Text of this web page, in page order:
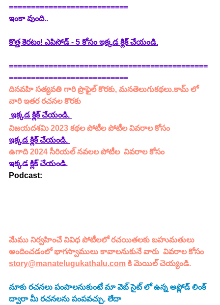
===========================
ఇంకా వుంది..
కొత్త కెరటం! ఎపిసోడ్ - 5 కోసం ఇక్కడ క్లిక్ చేయండి.
=============================================
===========================
దినవహి సత్యవతి గారి ప్రొఫైల్ కొరకు, మనతెలుగుకథలు.కామ్ లో
వారి ఇతర రచనల కొరకు
ఇక్కడ క్లిక్ చేయండి.
విజయదశమి 2023 కథల పోటీల పోటీల వివరాల కోసం
ఇక్కడ క్లిక్ చేయండి.
ఉగాది 2024 సీరియల్ నవలల పోటీల  వివరాల కోసం
ఇక్కడ క్లిక్ చేయండి.
Podcast:
మేము నిర్వహించే వివిధ పోటీలలో రచయితలకు బహుమతులు
అందించడంలో భాగస్వాములు కావాలనుకునే వారు  వివరాల కోసం
story@manatelugukathalu.com కి మెయిల్ చెయ్యండి.
మాకు రచనలు పంపాలనుకుంటే మా వెబ్ సైట్ లో ఉన్న అప్లోడ్ లింక్
ద్వారా మీ రచనలను పంపవచ్చు. లేదా